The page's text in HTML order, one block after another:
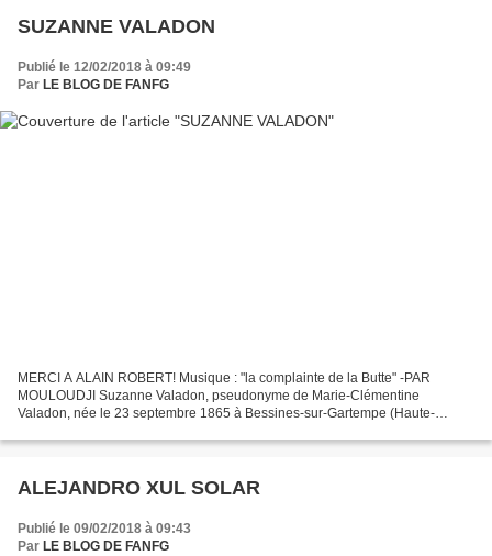
SUZANNE VALADON
Publié le 12/02/2018 à 09:49
Par LE BLOG DE FANFG
MERCI A ALAIN ROBERT! Musique : "la complainte de la Butte" -PAR
MOULOUDJI Suzanne Valadon, pseudonyme de Marie-Clémentine
Valadon, née le 23 septembre 1865 à Bessines-sur-Gartempe (Haute-
ALEJANDRO XUL SOLAR
Publié le 09/02/2018 à 09:43
Par LE BLOG DE FANFG